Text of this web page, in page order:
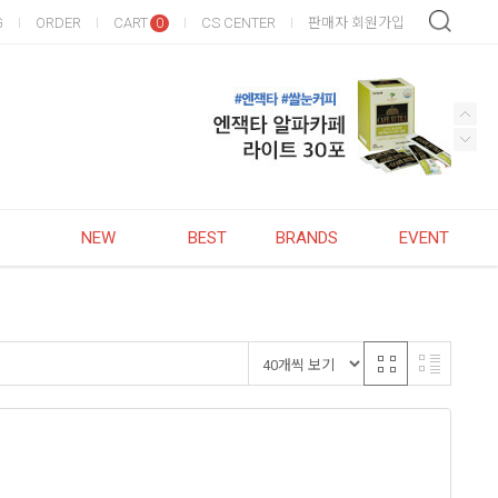
ORDER CART 0 CS CENTER 판매자 회원가입
NEW BEST BRANDS EVENT